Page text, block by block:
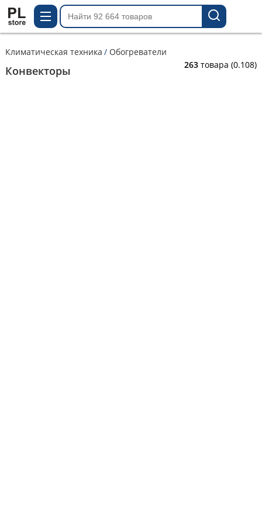
Климатическая техника Обогреватели
Конвекторы 263 товара (0.108)